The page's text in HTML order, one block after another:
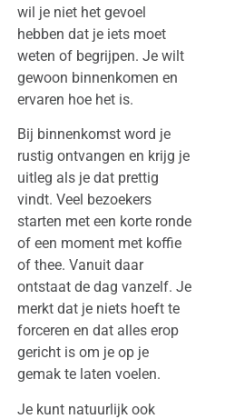
wil je niet het gevoel
hebben dat je iets moet
weten of begrijpen. Je wilt
gewoon binnenkomen en
ervaren hoe het is.
Bij binnenkomst word je
rustig ontvangen en krijg je
uitleg als je dat prettig
vindt. Veel bezoekers
starten met een korte ronde
of een moment met koffie
of thee. Vanuit daar
ontstaat de dag vanzelf. Je
merkt dat je niets hoeft te
forceren en dat alles erop
gericht is om je op je
gemak te laten voelen.
Je kunt natuurlijk ook